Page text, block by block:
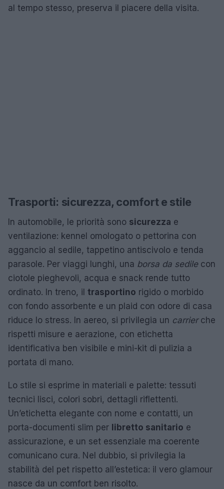
al tempo stesso, preserva il piacere della visita.
Trasporti: sicurezza, comfort e stile
In automobile, le priorità sono sicurezza e
ventilazione: kennel omologato o pettorina con
aggancio al sedile, tappetino antiscivolo e tenda
parasole. Per viaggi lunghi, una borsa da sedilecon
ciotole pieghevoli, acqua e snack rende tutto
ordinato. In treno, il trasportino rigido o morbido
con fondo assorbente e un plaid con odore di casa
riduce lo stress. In aereo, si privilegia un carrierche
rispetti misure e aerazione, con etichetta
identificativa ben visibile e mini-kit di pulizia a
portata di mano.
Lo stile si esprime in materiali e palette: tessuti
tecnici lisci, colori sobri, dettagli riflettenti.
Un’etichetta elegante con nome e contatti, un
porta-documenti slim per libretto sanitario e
assicurazione, e un set essenziale ma coerente
comunicano cura. Nel dubbio, si privilegia la
stabilità del pet rispetto all’estetica: il vero glamour
nasce da un comfort ben risolto.